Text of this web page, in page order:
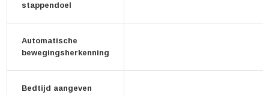
stappendoel
Automatische
bewegingsherkenning
Bedtijd aangeven